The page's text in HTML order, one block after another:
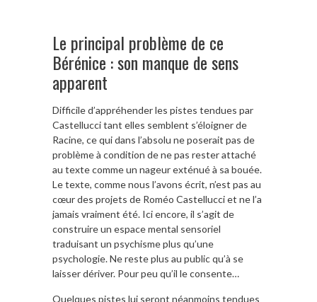
Le principal problème de ce
Bérénice : son manque de sens
apparent
Difficile d’appréhender les pistes tendues par
Castellucci tant elles semblent s’éloigner de
Racine, ce qui dans l’absolu ne poserait pas de
problème à condition de ne pas rester attaché
au texte comme un nageur exténué à sa bouée.
Le texte, comme nous l’avons écrit, n’est pas au
cœur des projets de Roméo Castellucci et ne l’a
jamais vraiment été. Ici encore, il s’agit de
construire un espace mental sensoriel
traduisant un psychisme plus qu’une
psychologie. Ne reste plus au public qu’à se
laisser dériver. Pour peu qu’il le consente…
Quelques pistes lui seront néanmoins tendues